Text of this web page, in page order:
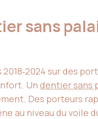
sans
sur des
Un dentier sans
Des porteurs
au niveau du voile